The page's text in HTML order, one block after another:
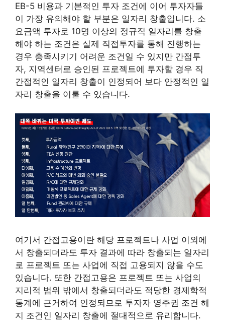
EB-5 비용과 기본적인 투자 조건에 이어 투자자들
이 가장 유의해야 할 부분은 일자리 창출입니다. 소
요금액 투자로 10명 이상의 정규직 일자리를 창출
해야 하는 조건은 실제 직접투자를 통해 진행하는
경우 충족시키기 어려운 조건일 수 있지만 간접투
자, 지역센터로 승인된 프로젝트에 투자할 경우 직
간접적인 일자리 창출이 인정되어 보다 안정적인 일
자리 창출을 이룰 수 있습니다.
여기서 간접고용이란 해당 프로젝트나 사업 이외에
서 창출되더라도 투자 결과에 따라 창출되는 일자리
로 프로젝트 또는 사업에 직접 고용되지 않을 수도
있습니다. 또한 간접고용은 프로젝트 또는 사업의
지리적 범위 밖에서 창출되더라도 적당한 경제학적
통계에 근거하여 인정되므로 투자자 영주권 조건 해
지 조건인 일자리 창출에 절대적으로 유리합니다.